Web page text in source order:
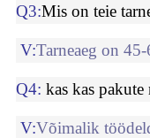
Q3:Mis on teie
V:Tarneaeg on
Q4: kas kas pakute
V:Võimalik